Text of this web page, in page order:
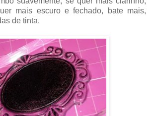
mais escuro e fechado, bate mais,
de tinta.